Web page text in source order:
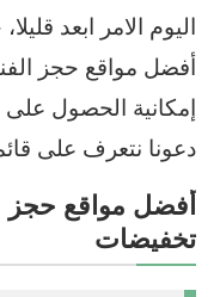
اليوم الامر ابعد
أفضل مواقع حجز
إمكانية الحصول على
دعونا نتعرف على
أفضل مواقع حجز
تخفيضات